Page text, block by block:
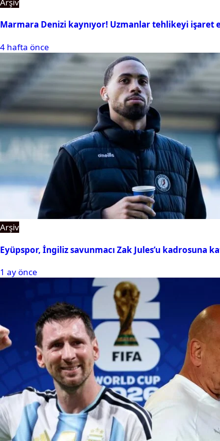
Marmara Denizi kaynıyor! Uzmanlar tehlikeyi işaret
4 hafta önce
Arşiv
Eyüpspor, İngiliz savunmacı Zak Jules’u kadrosuna
1 ay önce